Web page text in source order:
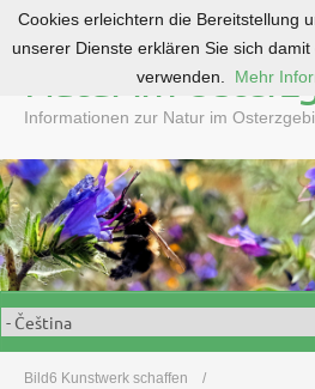
o
c
o
n
t
e
n
Natur im
Informationen zur Natur im
Bild6 Kunstwerk schaffen
Cookies erleichtern die Bereitstellung
unserer Dienste erklären Sie sich
verwenden.
Mehr